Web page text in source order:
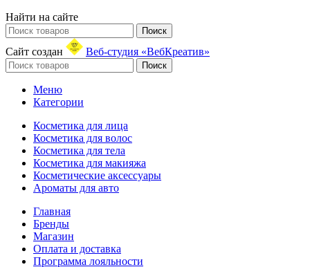
Найти на сайте
Поиск
Сайт создан Веб-студия «ВебКреатив»
Поиск
Меню
Категории
Косметика для лица
Косметика для волос
Косметика для тела
Косметика для макияжа
Косметические аксессуары
Ароматы для авто
Главная
Бренды
Магазин
Оплата и доставка
Программа лояльности